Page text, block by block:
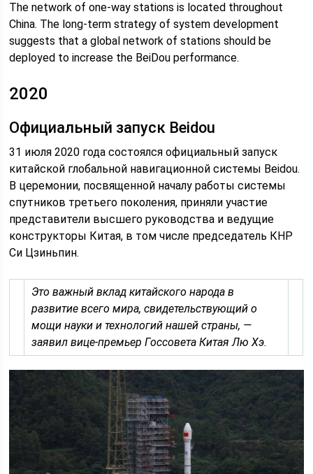
The network of one-way stations is located throughout
China. The long-term strategy of system development
suggests that a global network of stations should be
deployed to increase the BeiDou performance.
2020
Официальный запуск Beidou
31 июля 2020 года состоялся официальный запуск
китайской глобальной навигационной системы Beidou.
В церемонии, посвященной началу работы системы
спутников третьего поколения, приняли участие
представители высшего руководства и ведущие
конструкторы Китая, в том числе председатель КНР
Си Цзиньпин.
Это важный вклад китайского народа в
развитие всего мира, свидетельствующий о
мощи науки и технологий нашей страны, —
заявил вице-премьер Госсовета Китая Лю Хэ.